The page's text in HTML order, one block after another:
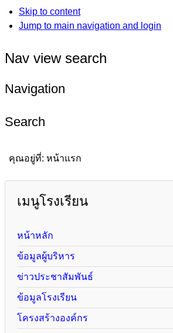
Skip to content
Jump to main navigation and login
Nav view search
Navigation
Search
คุณอยู่ที่: หน้าแรก
เมนูโรงเรียน
หน้าหลัก
ข้อมูลผู้บริหาร
ข่าวประชาสัมพันธ์
ข้อมูลโรงเรียน
โครงสร้างองค์กร